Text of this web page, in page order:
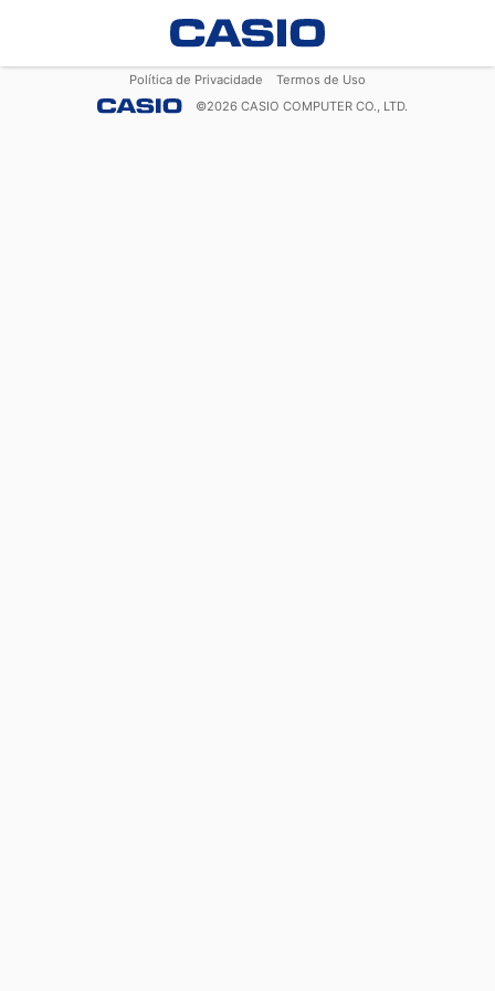
Política de Privacidade
Termos de Uso
©2026 CASIO COMPUTER CO., LTD.